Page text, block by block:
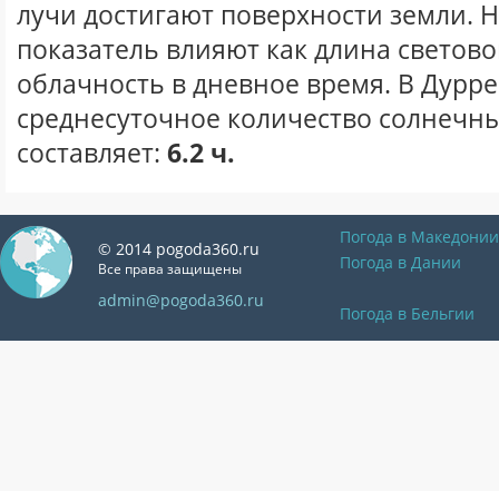
лучи достигают поверхности земли.
показатель влияют как длина
облачность в дневное время. В
среднесуточное количество
составляет: 6.2 ч.
© 2014 pogoda360.ru
Все права защищены
admin@pogoda360.ru
Погода в Македонии
Погода в Дании
Погода в Бельгии